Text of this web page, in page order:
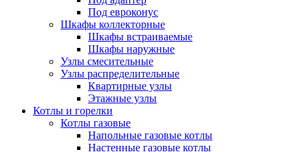
Под евроконус
Шкафы коллекторные
Шкафы встраиваемые
Шкафы наружные
Узлы смесительные
Узлы распределительные
Квартирные узлы
Этажные узлы
Котлы и горелки
Котлы газовые
Напольные газовые котлы
Настенные газовые котлы